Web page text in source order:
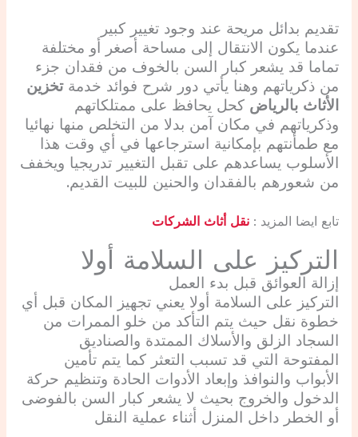
تقديم بدائل مريحة عند وجود تغيير كبير
عندما يكون الانتقال إلى مساحة أصغر أو مختلفة
تماما قد يشعر كبار السن بالخوف من فقدان جزء
من ذكرياتهم وهنا يأتي دور شرح فوائد خدمةتخزين
الأثاث بالرياض كحل يحافظ على ممتلكاتهم
وذكرياتهم في مكان آمن بدلا من التخلص منها نهائيا
مع طمأنتهم بإمكانية استرجاعها في أي وقت هذا
الأسلوب يساعدهم على تقبل التغيير تدريجيا ويخفف
من شعورهم بالفقدان والحنين للبيت القديم.
تابع ايضا المزيد : نقل أثاث الشركات
التركيز على السلامة أولا
إزالة العوائق قبل بدء العمل
التركيز على السلامة أولا يعني تجهيز المكان قبل أي
خطوة نقل حيث يتم التأكد من خلو الممرات من
السجاد الزلق والأسلاك الممتدة والصناديق
المفتوحة التي قد تسبب التعثر كما يتم تأمين
الأبواب والنوافذ وإبعاد الأدوات الحادة وتنظيم حركة
الدخول والخروج بحيث لا يشعر كبار السن بالفوضى
أو الخطر داخل المنزل أثناء عملية النقل